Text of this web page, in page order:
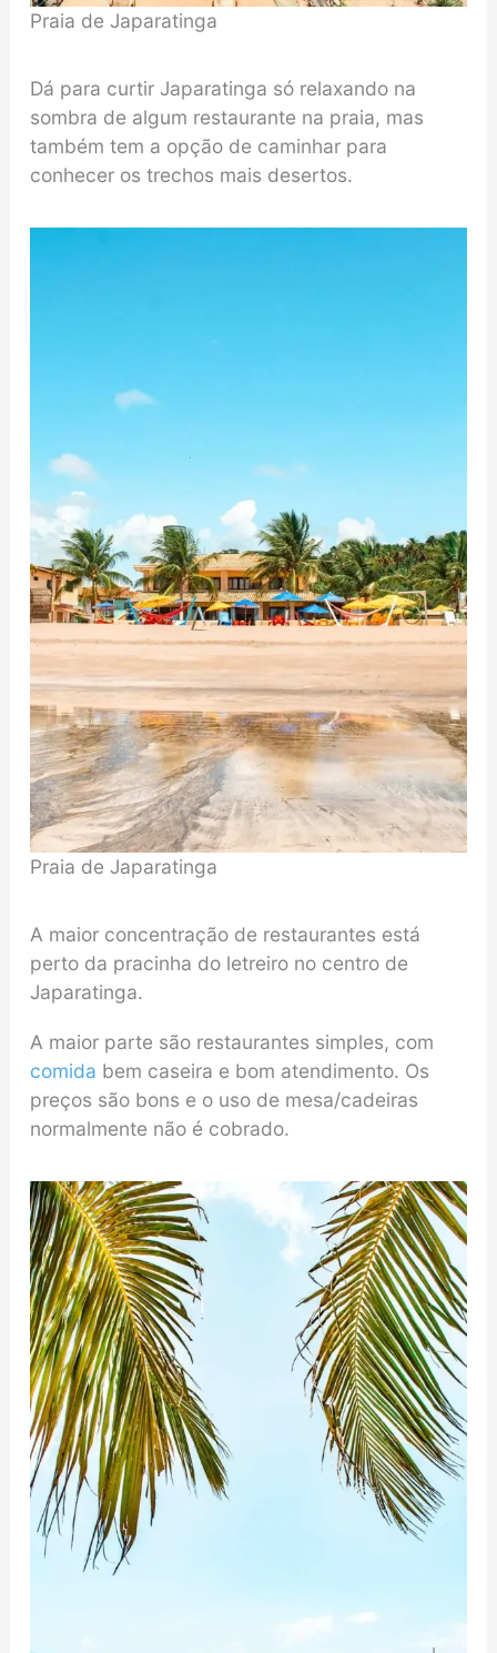
Praia de Japaratinga
Dá para curtir Japaratinga só relaxando na
sombra de algum restaurante na praia, mas
também tem a opção de caminhar para
conhecer os trechos mais desertos.
Praia de Japaratinga
A maior concentração de restaurantes está
perto da pracinha do letreiro no centro de
Japaratinga.
A maior parte são restaurantes simples, com
comida bem caseira e bom atendimento. Os
preços são bons e o uso de mesa/cadeiras
normalmente não é cobrado.